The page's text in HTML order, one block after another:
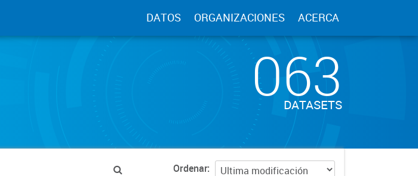
DATOS ORGANIZACIONES ACERCA
063
DATASETS
Ordenar